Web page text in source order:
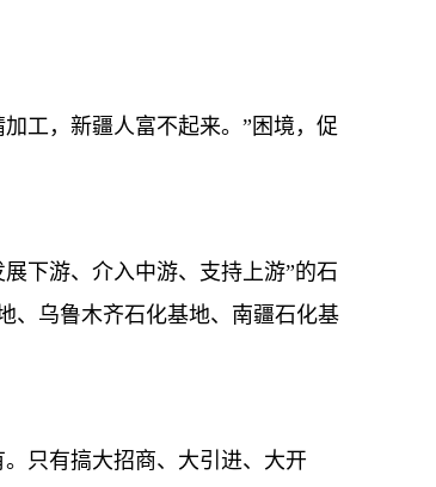
工，新疆人富不起来。”困境，促
下游、介入中游、支持上游”的石
、乌鲁木齐石化基地、南疆石化基
只有搞大招商、大引进、大开